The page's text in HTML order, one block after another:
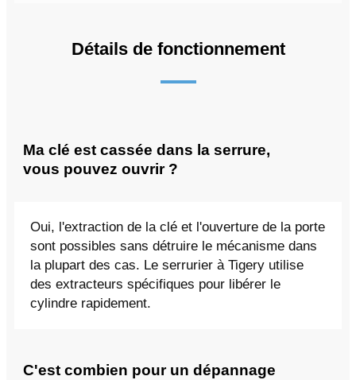
Détails de fonctionnement
Ma clé est cassée dans la serrure,
vous pouvez ouvrir ?
Oui, l'extraction de la clé et l'ouverture de la porte
sont possibles sans détruire le mécanisme dans
la plupart des cas. Le serrurier à Tigery utilise
des extracteurs spécifiques pour libérer le
cylindre rapidement.
C'est combien pour un dépannage